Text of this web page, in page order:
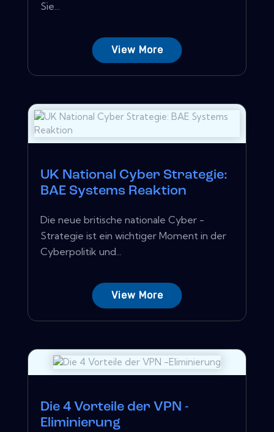
Sie...
View More
UK National Cyber ​​Strategie:
BAE Systems Reaktion
Die neue britische nationale Cyber ​​-
Strategie ist ein wichtiger Moment in der
Cyberpolitik und...
View More
Die 4 Vorteile der VPN -
Eliminierung